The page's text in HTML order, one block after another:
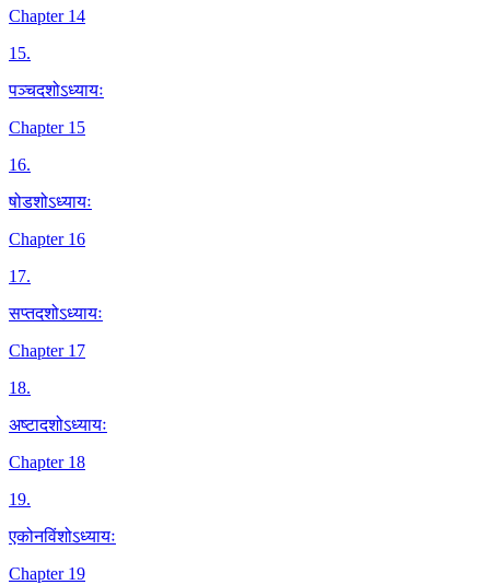
Chapter 14
15.
पञ्चदशोऽध्यायः
Chapter 15
16.
षोडशोऽध्यायः
Chapter 16
17.
सप्तदशोऽध्यायः
Chapter 17
18.
अष्टादशोऽध्यायः
Chapter 18
19.
एकोनविंशोऽध्यायः
Chapter 19